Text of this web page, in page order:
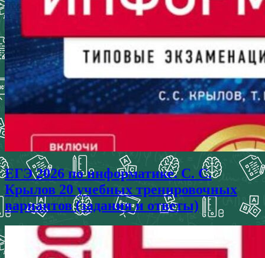
ЕГЭ 2026 по информатике. С. С.
Крылов 20 учебных тренировочных
вариантов (задания и ответы)